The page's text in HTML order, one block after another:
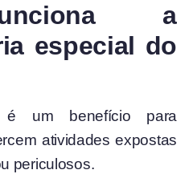
a
especial do
é um benefício para
atividades expostas
periculosos.